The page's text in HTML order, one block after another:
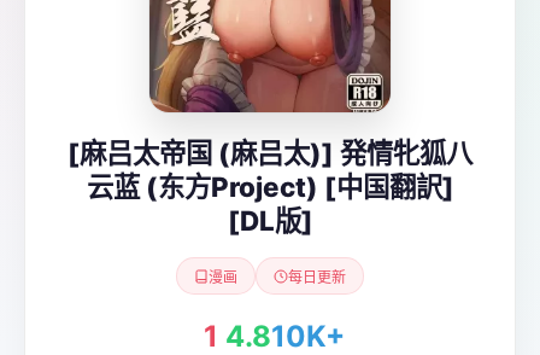
[麻吕太帝国 (麻吕太)] 発情牝狐八
云蓝 (东方Project) [中国翻訳]
[DL版]
漫画 每日更新
1 4.810K+